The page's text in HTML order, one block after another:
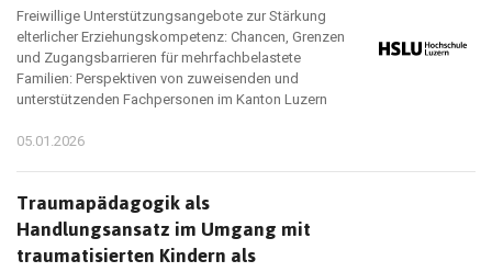
Freiwillige Unterstützungsangebote zur Stärkung
elterlicher Erziehungskompetenz: Chancen, Grenzen
und Zugangsbarrieren für mehrfachbelastete
Familien: Perspektiven von zuweisenden und
unterstützenden Fachpersonen im Kanton Luzern
05.01.2026
Traumapädagogik als
Handlungsansatz im Umgang mit
traumatisierten Kindern als